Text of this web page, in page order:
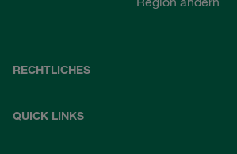
RECHTLICHES
QUICK LINKS